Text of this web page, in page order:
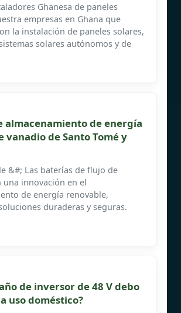
Ghanesa de paneles
empresas en Ghana que
la instalación de paneles solares,
solares autónomos y de
almacenamiento de energía
vanadio de Santo Tomé y
&#; Las baterías de flujo de
una innovación en el
de energía renovable,
duraderas y seguras.
de inversor de 48 V debo
uso doméstico?